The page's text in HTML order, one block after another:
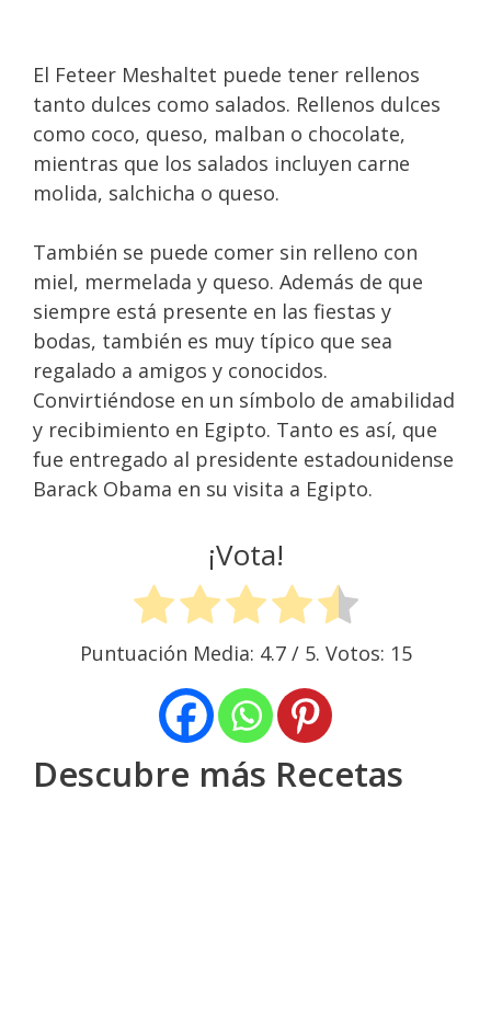
El Feteer Meshaltet puede tener rellenos
tanto dulces como salados. Rellenos dulces
como coco, queso, malban o chocolate,
mientras que los salados incluyen carne
molida, salchicha o queso.
También se puede comer sin relleno con
miel, mermelada y queso. Además de que
siempre está presente en las fiestas y
bodas, también es muy típico que sea
regalado a amigos y conocidos.
Convirtiéndose en un símbolo de amabilidad
y recibimiento en Egipto. Tanto es así, que
fue entregado al presidente estadounidense
Barack Obama en su visita a Egipto.
¡Vota!
Puntuación Media: 4.7/ 5. Votos: 15
Descubre más Recetas